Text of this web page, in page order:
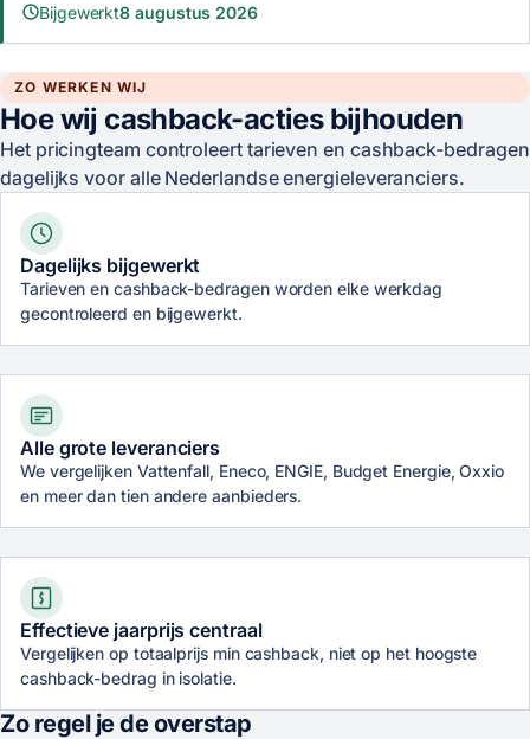
Bijgewerkt8 augustus 2026
ZO WERKEN WIJ
Hoe wij cashback-acties bijhouden
Het pricingteam controleert tarieven en cashback-bedragen
dagelijks voor alle Nederlandse energieleveranciers.
Dagelijks bijgewerkt
Tarieven en cashback-bedragen worden elke werkdag
gecontroleerd en bijgewerkt.
Alle grote leveranciers
We vergelijken Vattenfall, Eneco, ENGIE, Budget Energie, Oxxio
en meer dan tien andere aanbieders.
Effectieve jaarprijs centraal
Vergelijken op totaalprijs min cashback, niet op het hoogste
cashback-bedrag in isolatie.
Zo regel je de overstap